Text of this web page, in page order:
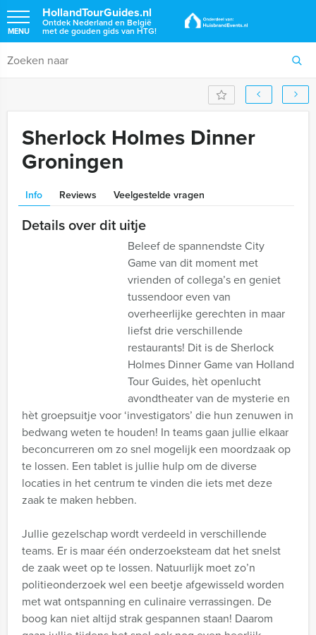
HollandTourGuides.nl
Ontdek Nederland en België
met de gouden gids van HTG!
MENU
Sherlock Holmes Dinner
Groningen
Info Reviews Veelgestelde vragen
Details over dit uitje
Beleef de spannendste City
Game van dit moment met
vrienden of collega’s en geniet
tussendoor even van
overheerlijke gerechten in maar
liefst drie verschillende
restaurants! Dit is de Sherlock
Holmes Dinner Game van Holland
Tour Guides, hèt openlucht
avondtheater van de mysterie en
hèt groepsuitje voor ‘investigators’ die hun zenuwen in
bedwang weten te houden! In teams gaan jullie elkaar
beconcurreren om zo snel mogelijk een moordzaak op
te lossen. Een tablet is jullie hulp om de diverse
locaties in het centrum te vinden die iets met deze
zaak te maken hebben.
Jullie gezelschap wordt verdeeld in verschillende
teams. Er is maar één onderzoeksteam dat het snelst
de zaak weet op te lossen. Natuurlijk moet zo’n
politieonderzoek wel een beetje afgewisseld worden
met wat ontspanning en culinaire verrassingen. De
boog kan niet altijd strak gespannen staan! Daarom